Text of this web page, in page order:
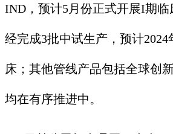
IND，预计5月份正式开展I期
经完成3批中试生产，预计
床；其他管线产品包括全球创
均在有序推进中。